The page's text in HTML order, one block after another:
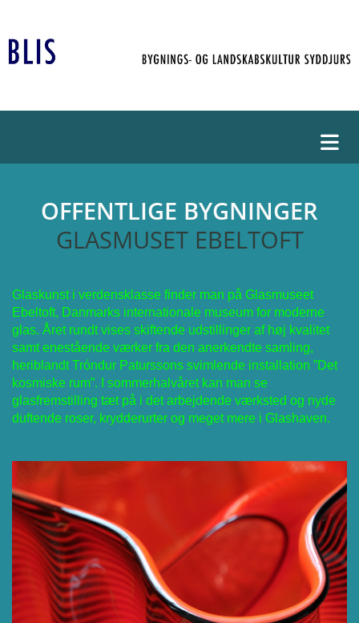
OFFENTLIGE BYGNINGER
GLASMUSET EBELTOFT
Glaskunst i verdensklasse finder man på Glasmuseet
Ebeltoft, Danmarks internationale museum for moderne
glas. Året rundt vises skiftende udstillinger af høj kvalitet
samt enestående værker fra den anerkendte samling,
heriblandt Tróndur Paturssons svimlende installation ”Det
kosmiske rum”. I sommerhalvåret kan man se
glasfremstilling tæt på i det arbejdende værksted og nyde
duftende roser, krydderurter og meget mere i Glashaven.